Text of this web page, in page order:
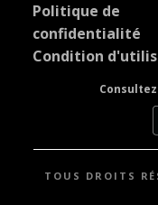
Politique de
confidentialité
Condition
TOUS DROITS